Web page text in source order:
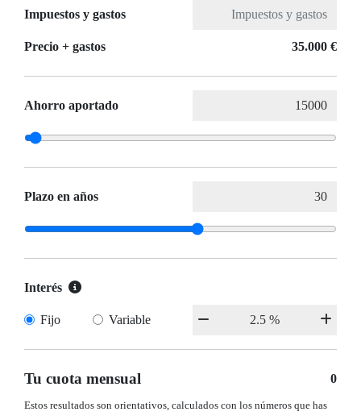
Impuestos y gastos
Precio + gastos 35.000 €
Ahorro aportado
Plazo en años
Interés
Fijo Variable
Tu cuota mensual 0
Estos resultados son orientativos, calculados con los números que has